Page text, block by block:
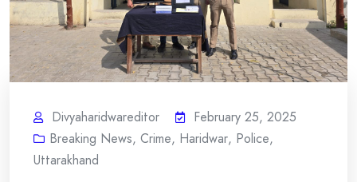
Divyaharidwareditor
February 25, 2025
Breaking News, Crime, Haridwar, Police,
Uttarakhand